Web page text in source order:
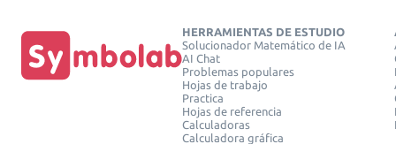
HERRAMIENTAS DE ESTUDIO
Solucionador Matemático de IA
AI Chat
Problemas populares
Hojas de trabajo
Practica
Hojas de referencia
Calculadoras
Calculadora gráfica